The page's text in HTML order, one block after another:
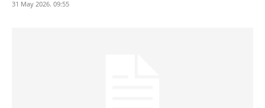
31 May 2026. 09:55